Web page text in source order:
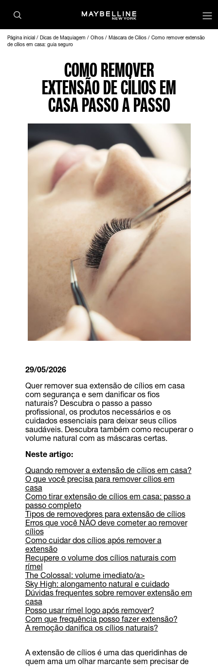
Página inicial Dicas de Maquiagem Olhos Máscara de Cílios
Como remover extensão
de cílios em casa: guia seguro
COMO REMOVER
EXTENSÃO DE CÍLIOS EM
CASA PASSO A PASSO
29/05/2026
Quer remover sua extensão de cílios em casa
com segurança e sem danificar os fios
naturais? Descubra o passo a passo
profissional, os produtos necessários e os
cuidados essenciais para deixar seus cílios
saudáveis. Descubra também como recuperar o
volume natural com as máscaras certas.
Neste artigo:
Quando remover a extensão de cílios em casa?
O que você precisa para remover cílios em
casa
Como tirar extensão de cílios em casa: passo a
passo completo
Tipos de removedores para extensão de cílios
Erros que você NÃO deve cometer ao remover
cílios
Como cuidar dos cílios após remover a
extensão
Recupere o volume dos cílios naturais com
rímel
The Colossal: volume imediato/a>
Sky High: alongamento natural e cuidado
Dúvidas frequentes sobre remover extensão em
casa
Posso usar rímel logo após remover?
Com que frequência posso fazer extensão?
A remoção danifica os cílios naturais?
A extensão de cílios é uma das queridinhas de
quem ama um olhar marcante sem precisar de